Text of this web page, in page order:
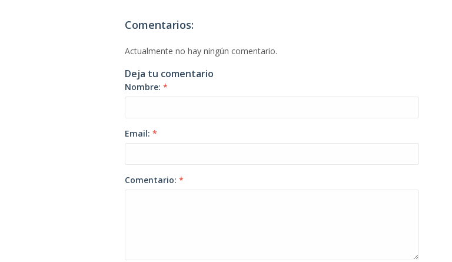
Comentarios:
Actualmente no hay ningún comentario.
Deja tu comentario
Nombre: *
Email: *
Comentario: *